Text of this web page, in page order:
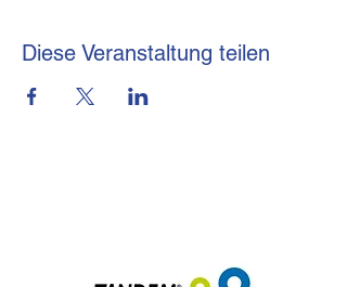
Diese Veranstaltung teilen